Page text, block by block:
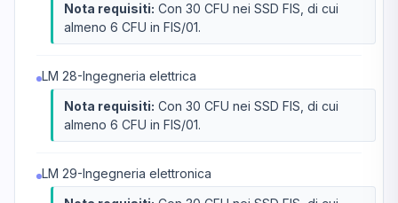
Nota requisiti: Con 30 CFU nei SSD FIS, di cui
almeno 6 CFU in FIS/01.
LM 28-Ingegneria elettrica
Nota requisiti: Con 30 CFU nei SSD FIS, di cui
almeno 6 CFU in FIS/01.
LM 29-Ingegneria elettronica